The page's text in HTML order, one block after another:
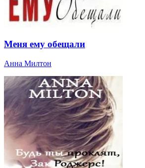
Меня ему обещали
Анна Милтон